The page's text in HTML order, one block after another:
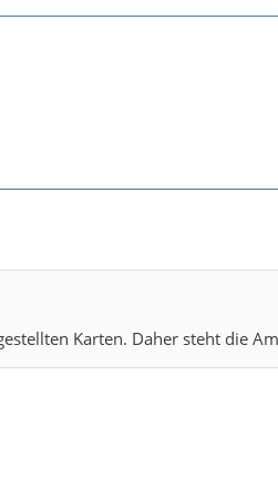
Karten. Daher steht die